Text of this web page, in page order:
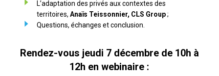
L’adaptation des privés aux contextes des
territoires, Anaïs Teissonnier, CLS Group;
Questions, échanges et conclusion.
Rendez-vous jeudi 7 décembre de 10h à
12h en webinaire :